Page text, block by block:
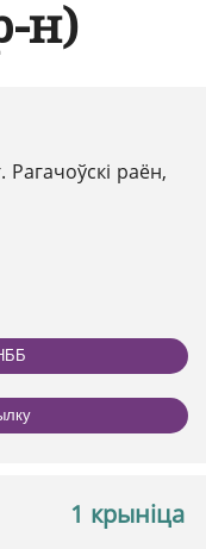
н)
Рагачоўскі раён,
1 крыніца